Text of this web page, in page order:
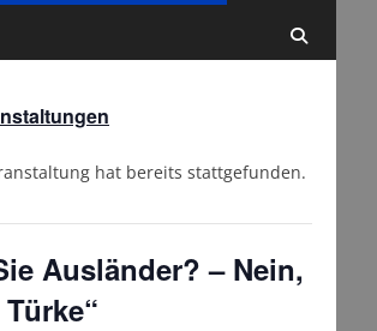
hat bereits stattgefunden.
Ausländer? – Nein,